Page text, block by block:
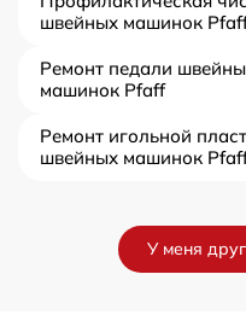
швейных машинок
Ремонт педали
машинок Pfaff
Ремонт игольной
швейных машинок
У меня